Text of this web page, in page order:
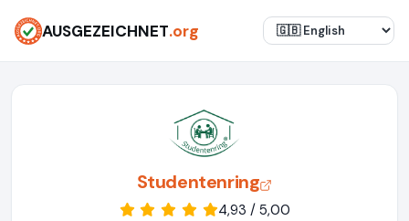
AUSGEZEICHNET.org
Studentenring
4,93 / 5,00